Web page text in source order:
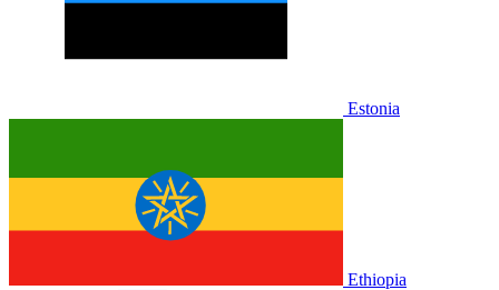
Estonia
Ethiopia